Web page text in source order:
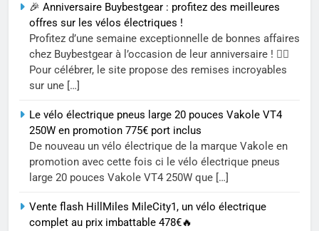
🎉 Anniversaire Buybestgear : profitez des meilleures
offres sur les vélos électriques !
Profitez d’une semaine exceptionnelle de bonnes affaires
chez Buybestgear à l’occasion de leur anniversaire ! 🚴‍♂️
Pour célébrer, le site propose des remises incroyables
sur une […]
Le vélo électrique pneus large 20 pouces Vakole VT4
250W en promotion 775€ port inclus
De nouveau un vélo électrique de la marque Vakole en
promotion avec cette fois ci le vélo électrique pneus
large 20 pouces Vakole VT4 250W que […]
Vente flash HillMiles MileCity1, un vélo électrique
complet au prix imbattable 478€🔥